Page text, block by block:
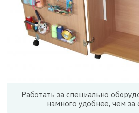
Работать за специально
намного удобнее, чем